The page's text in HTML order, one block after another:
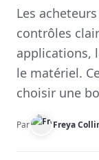
Les
contrôles
applications,
le matériel.
choisir une
Par Freya